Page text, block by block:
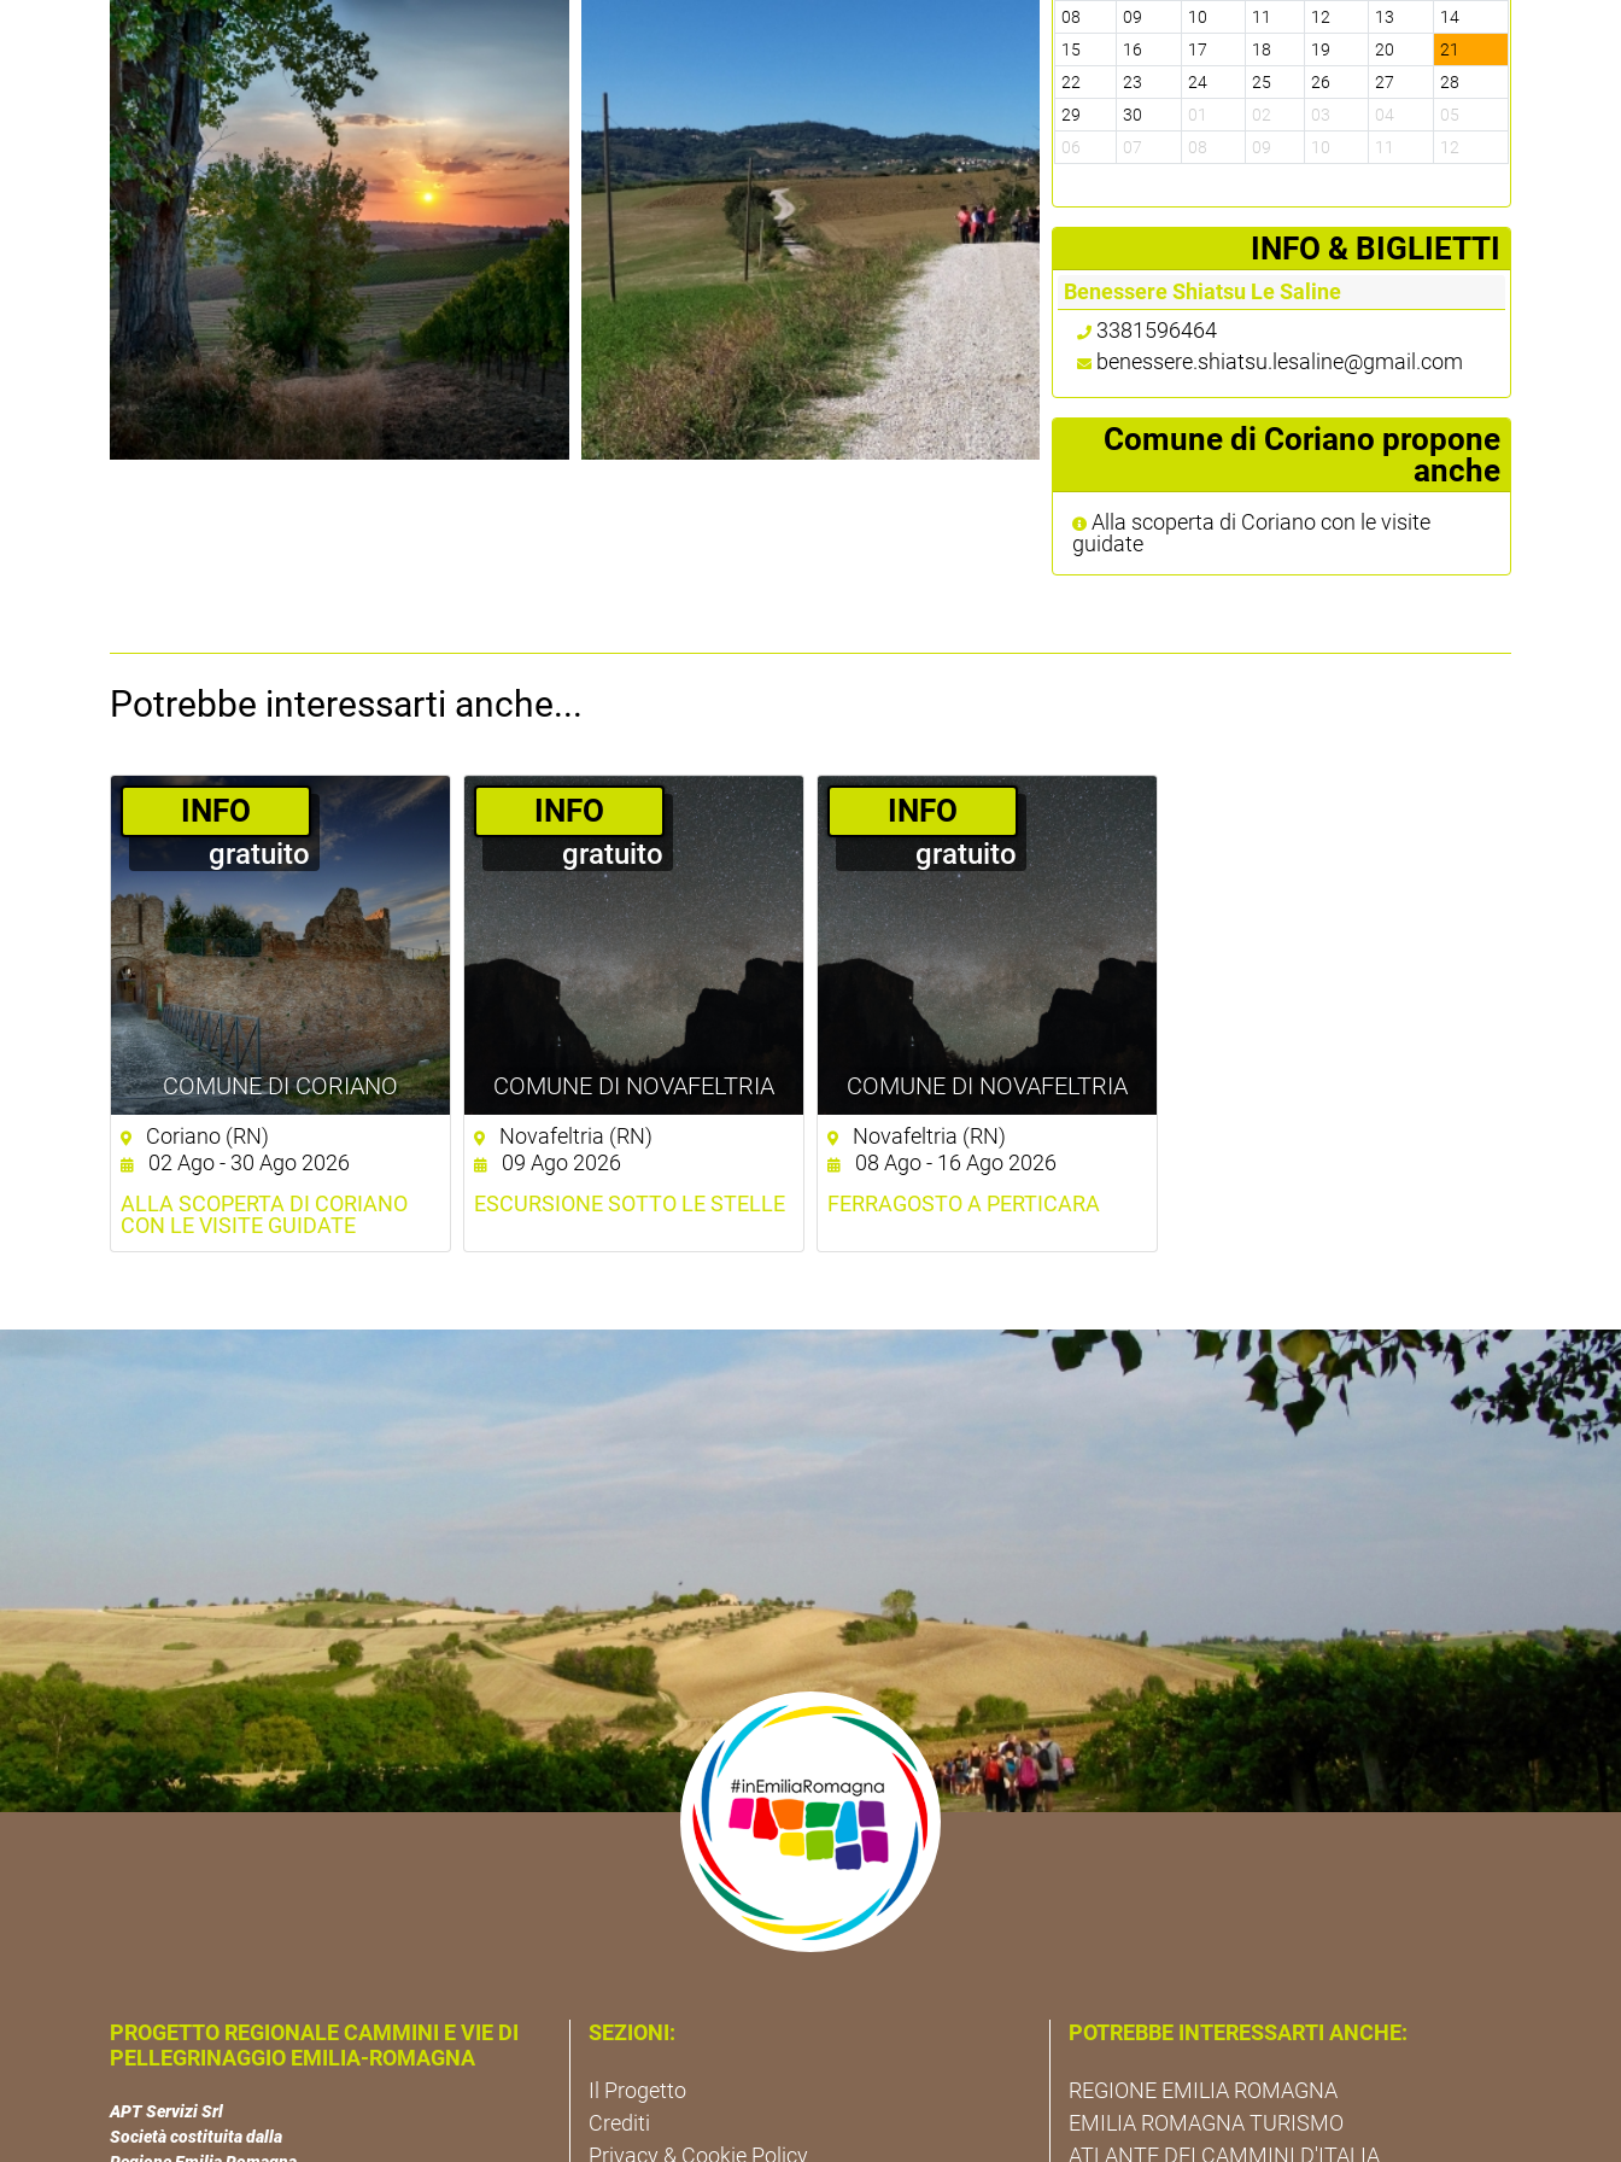
08 09 10 11 12 13
14
15
16 17 18 19 20
21
22
23 24 25 26 27
28
29
30 01 02 03 04
05
06
07 08 09 10 11 12
­INFO & BIGLIETTI
Benessere Shiatsu Le Saline
3381596464
benessere.shiatsu.lesaline@gmail.com
Comune di Coriano propone
anche
Alla scoperta di Coriano con le visite
guidate
Potrebbe interessarti anche...
COMUNE DI CORIANO
­INFO
gratuito
Coriano (RN)
02 Ago - 30 Ago 2026
ALLA SCOPERTA DI CORIANO
CON LE VISITE GUIDATE
COMUNE DI NOVAFELTRIA
­INFO
gratuito
Novafeltria (RN)
09 Ago 2026
ESCURSIONE SOTTO LE STELLE
COMUNE DI NOVAFELTRIA
­INFO
gratuito
Novafeltria (RN)
08 Ago - 16 Ago 2026
FERRAGOSTO A PERTICARA
PROGETTO REGIONALE CAMMINI E VIE DI
PELLEGRINAGGIO EMILIA-ROMAGNA
APT Servizi Srl
Società costituita dalla
SEZIONI:
Il Progetto
Crediti
Privacy & Cookie Policy
POTREBBE INTERESSARTI ANCHE:
REGIONE EMILIA ROMAGNA
EMILIA ROMAGNA TURISMO
ATLANTE DEI CAMMINI D'ITALIA